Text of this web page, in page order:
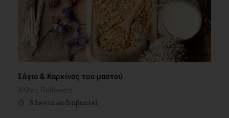
Σόγια & Καρκίνος του μαστού
Άλλες Παθήσεις
3 λεπτά να διαβαστεί